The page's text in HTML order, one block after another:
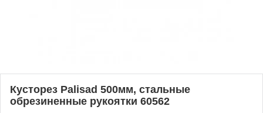
Кусторез Palisad 500мм, стальные
обрезиненные рукоятки 60562